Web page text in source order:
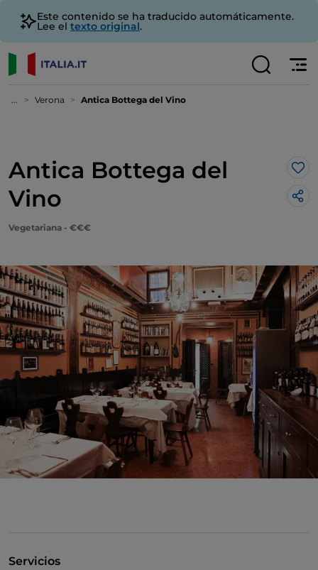
Este contenido se ha traducido automáticamente.
Lee el texto original.
... Verona Antica Bottega del Vino
Antica Bottega del
Vino
Me
Vegetariana - €€€
Servicios